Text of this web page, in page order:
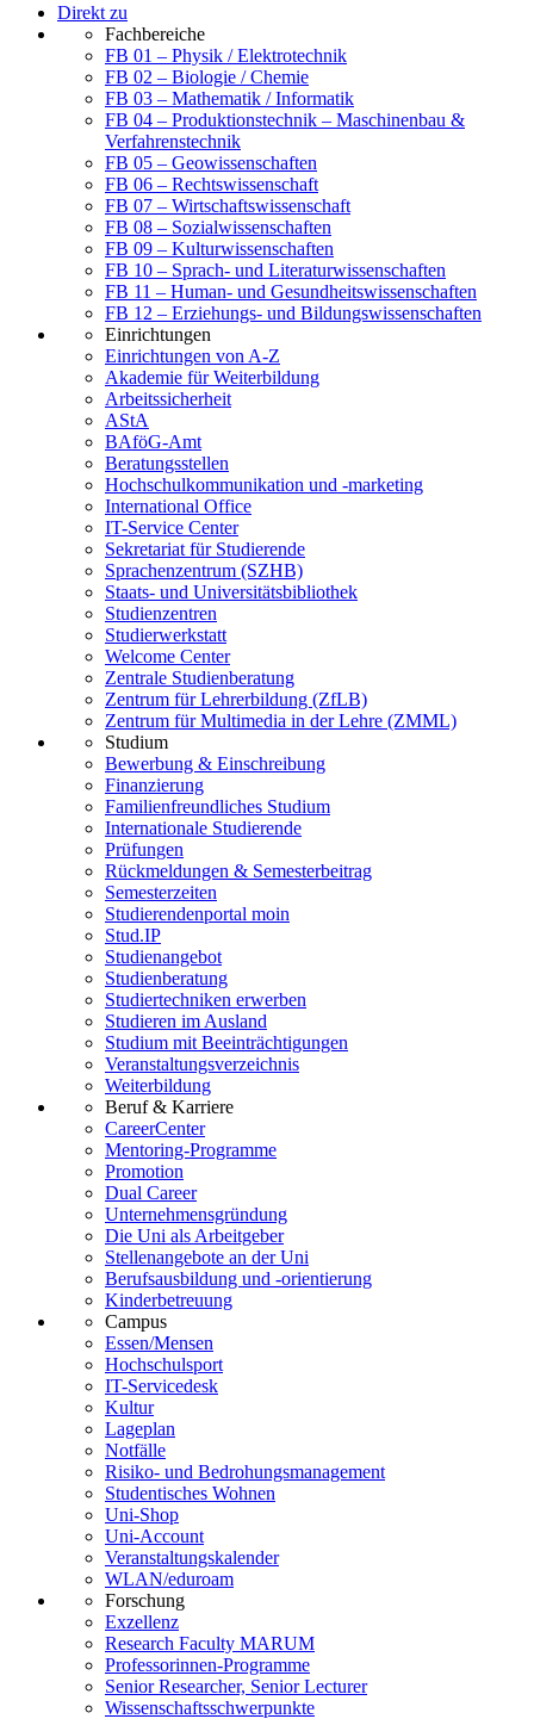
Direkt zu
Fachbereiche
FB 01 – Physik / Elektrotechnik
FB 02 – Biologie / Chemie
FB 03 – Mathematik / Informatik
FB 04 – Produktionstechnik – Maschinenbau &
Verfahrenstechnik
FB 05 – Geowissenschaften
FB 06 – Rechtswissenschaft
FB 07 – Wirtschaftswissenschaft
FB 08 – Sozialwissenschaften
FB 09 – Kulturwissenschaften
FB 10 – Sprach- und Literaturwissenschaften
FB 11 – Human- und Gesundheitswissenschaften
FB 12 – Erziehungs- und Bildungswissenschaften
Einrichtungen
Einrichtungen von A-Z
Akademie für Weiterbildung
Arbeitssicherheit
AStA
BAföG-Amt
Beratungsstellen
Hochschulkommunikation und -marketing
International Office
IT-Service Center
Sekretariat für Studierende
Sprachenzentrum (SZHB)
Staats- und Universitätsbibliothek
Studienzentren
Studierwerkstatt
Welcome Center
Zentrale Studienberatung
Zentrum für Lehrerbildung (ZfLB)
Zentrum für Multimedia in der Lehre (ZMML)
Studium
Bewerbung & Einschreibung
Finanzierung
Familienfreundliches Studium
Internationale Studierende
Prüfungen
Rückmeldungen & Semesterbeitrag
Semesterzeiten
Studierendenportal moin
Stud.IP
Studienangebot
Studienberatung
Studiertechniken erwerben
Studieren im Ausland
Studium mit Beeinträchtigungen
Veranstaltungsverzeichnis
Weiterbildung
Beruf & Karriere
CareerCenter
Mentoring-Programme
Promotion
Dual Career
Unternehmensgründung
Die Uni als Arbeitgeber
Stellenangebote an der Uni
Berufsausbildung und -orientierung
Kinderbetreuung
Campus
Essen/Mensen
Hochschulsport
IT-Servicedesk
Kultur
Lageplan
Notfälle
Risiko- und Bedrohungsmanagement
Studentisches Wohnen
Uni-Shop
Uni-Account
Veranstaltungskalender
WLAN/eduroam
Forschung
Exzellenz
Research Faculty MARUM
Professorinnen-Programme
Senior Researcher, Senior Lecturer
Wissenschaftsschwerpunkte